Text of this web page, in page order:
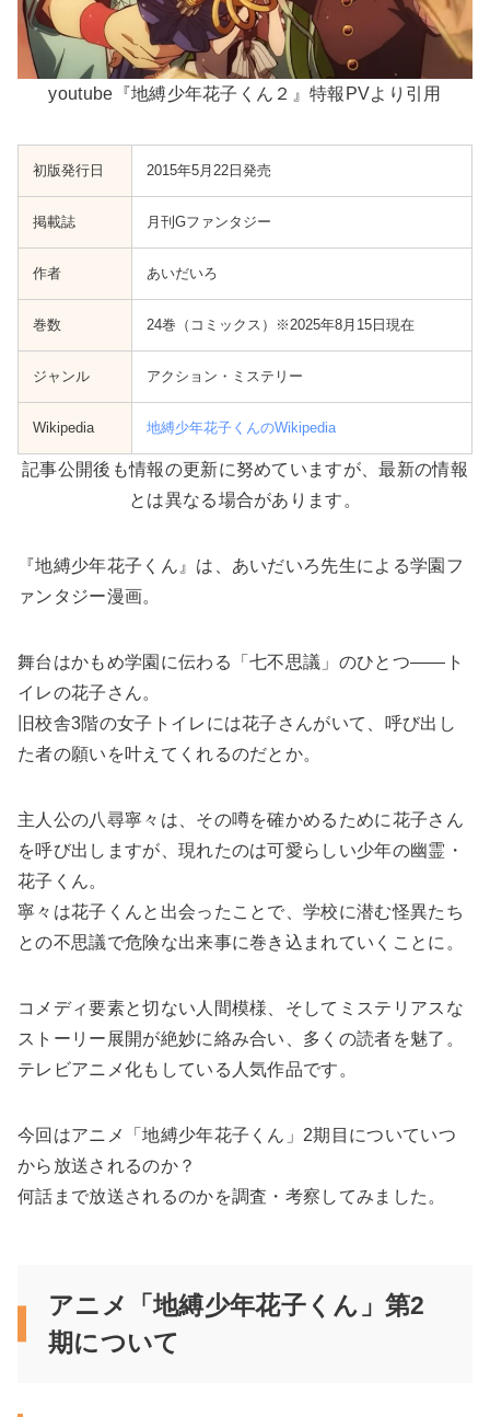
youtube『地縛少年花子くん２』特報PVより引用
初版発行日 2015年5月22日発売
掲載誌 月刊Gファンタジー
作者 あいだいろ
巻数 24巻（コミックス）※2025年8月15日現在
ジャンル アクション・ミステリー
Wikipedia 地縛少年花子くんのWikipedia
記事公開後も情報の更新に努めていますが、最新の情報
とは異なる場合があります。
『地縛少年花子くん』は、あいだいろ先生による学園フ
ァンタジー漫画。
舞台はかもめ学園に伝わる「七不思議」のひとつ――ト
イレの花子さん。
旧校舎3階の女子トイレには花子さんがいて、呼び出し
た者の願いを叶えてくれるのだとか。
主人公の八尋寧々は、その噂を確かめるために花子さん
を呼び出しますが、現れたのは可愛らしい少年の幽霊・
花子くん。
寧々は花子くんと出会ったことで、学校に潜む怪異たち
との不思議で危険な出来事に巻き込まれていくことに。
コメディ要素と切ない人間模様、そしてミステリアスな
ストーリー展開が絶妙に絡み合い、多くの読者を魅了。
テレビアニメ化もしている人気作品です。
今回はアニメ「地縛少年花子くん」2期目についていつ
から放送されるのか？
何話まで放送されるのかを調査・考察してみました。
アニメ「地縛少年花子くん」第2
期について